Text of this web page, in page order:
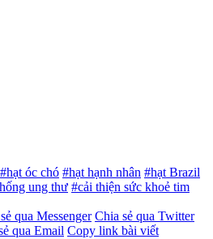
#hạt óc chó #hạt hạnh nhân #hạt Brazil
ung thư #cải thiện sức khoẻ tim
qua Messenger Chia sẻ qua Twitter
qua Email Copy link bài viết